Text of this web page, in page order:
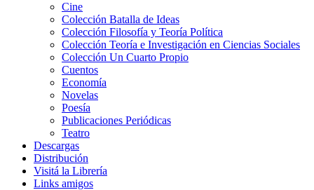
Cine
Colección Batalla de Ideas
Colección Filosofía y Teoría Política
Colección Teoría e Investigación en Ciencias Sociales
Colección Un Cuarto Propio
Cuentos
Economía
Novelas
Poesía
Publicaciones Periódicas
Teatro
Descargas
Distribución
Visitá la Librería
Links amigos